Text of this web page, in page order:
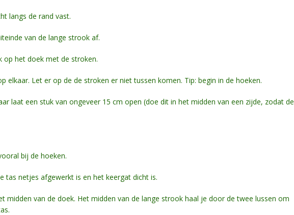
langs de rand vast.
van de lange strook af.
op het doek met de stroken.
elkaar. Let er op de de stroken er niet tussen komen. Tip: begin in de hoeken.
laat een stuk van ongeveer 15 cm open (doe dit in het midden van een zijde, zodat de
bij de hoeken.
tas netjes afgewerkt is en het keergat dicht is.
midden van de doek. Het midden van de lange strook haal je door de twee lussen om